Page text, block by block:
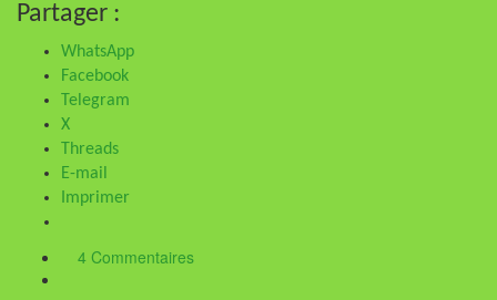
Partager :
WhatsApp
Facebook
Telegram
X
Threads
E-mail
Imprimer
4 Commentaires